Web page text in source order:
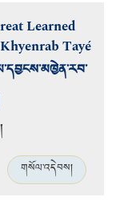
Learned
Tayé
གསོལ་འདེབས།